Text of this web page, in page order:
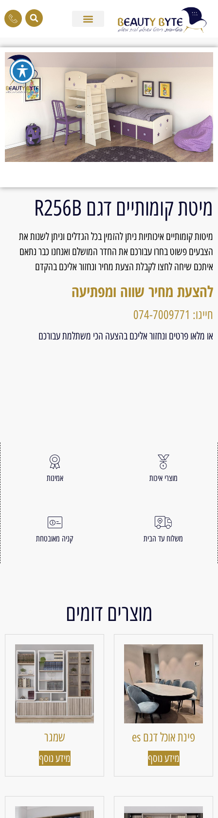
מיטת קומותיים דגם R256B
מיטות קומותיים איכותיות ניתן להזמין בכל הגדלים וניתן לשנות את
הצבעים פשוט בחרו עבורכם את החדר המושלם ואנחנו כבר נתאם
איתכם שיחה לחצו לקבלת הצעת מחיר ונחזור אליכם בהקדם
להצעת מחיר שווה ומפתיעה
חייגו: 074-7009771
או מלאו פרטים ונחזור אליכם בהצעה הכי משתלמת עבורכם
מוצרי איכות אמינות
משלוח עד הבית קניה מאובטחת
מוצרים דומים
פינת אוכל דגם es
מידע נוסף
שמגר
מידע נוסף